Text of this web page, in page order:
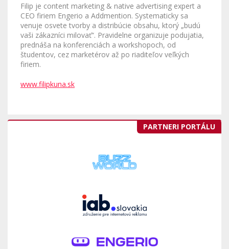
Filip je content marketing & native advertising expert a
CEO firiem Engerio a Addmention. Systematicky sa
venuje osvete tvorby a distribúcie obsahu, ktorý „budú
vaši zákazníci milovať“. Pravidelne organizuje podujatia,
prednáša na konferenciách a workshopoch, od
študentov, cez marketérov až po riaditeľov veľkých
firiem.
www.filipkuna.sk
PARTNERI PORTÁLU